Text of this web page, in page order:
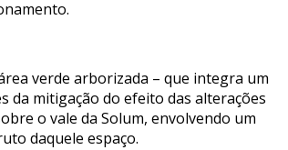
verde arborizada – que integra um
da mitigação do efeito das alterações
o vale da Solum, envolvendo um
daquele espaço.